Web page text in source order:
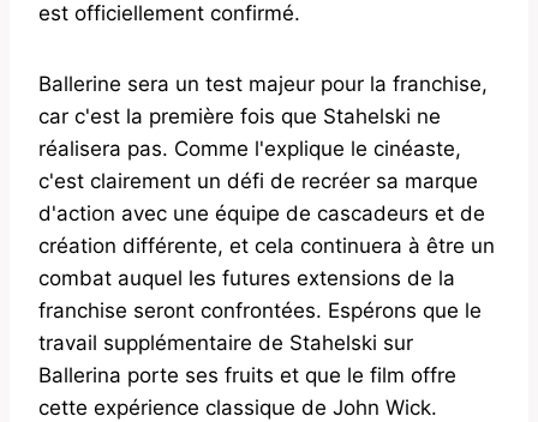
est officiellement confirmé.
Ballerine sera un test majeur pour la franchise,
car c'est la première fois que Stahelski ne
réalisera pas. Comme l'explique le cinéaste,
c'est clairement un défi de recréer sa marque
d'action avec une équipe de cascadeurs et de
création différente, et cela continuera à être un
combat auquel les futures extensions de la
franchise seront confrontées. Espérons que le
travail supplémentaire de Stahelski sur
Ballerina porte ses fruits et que le film offre
cette expérience classique de John Wick.